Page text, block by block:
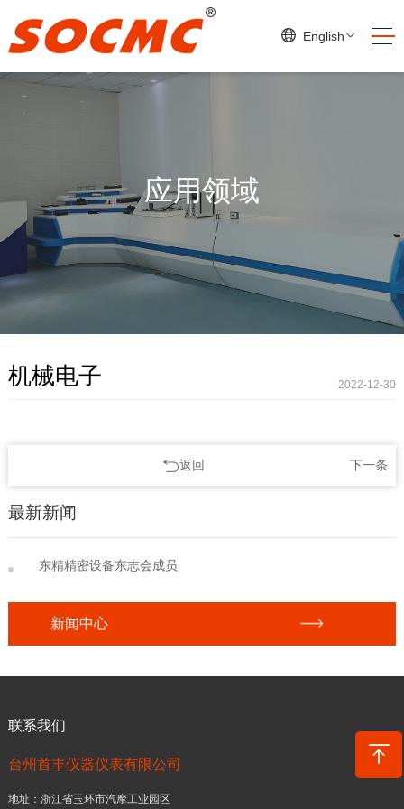
English
应用领域
机械电子 2022-12-30
返回 下一条
最新新闻
东精精密设备东志会成员
新闻中心
联系我们
台州首丰仪器仪表有限公司
地址：浙江省玉环市汽摩工业园区